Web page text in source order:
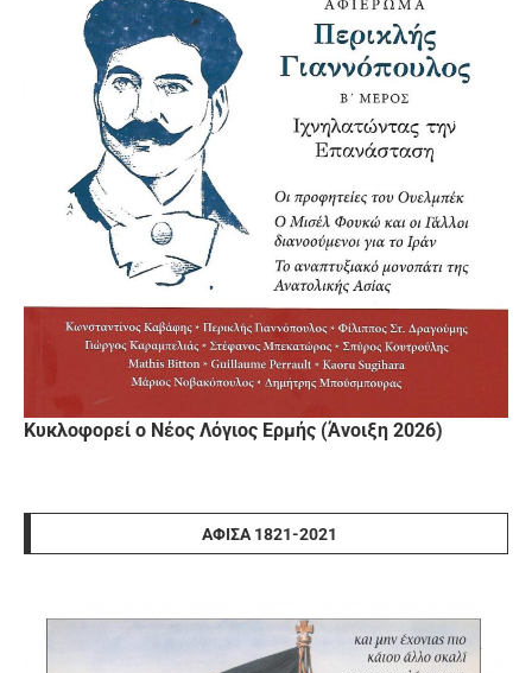
Κυκλοφορεί ο Νέος Λόγιος Ερμής (Άνοιξη 2026)
ΑΦΊΣΑ 1821-2021